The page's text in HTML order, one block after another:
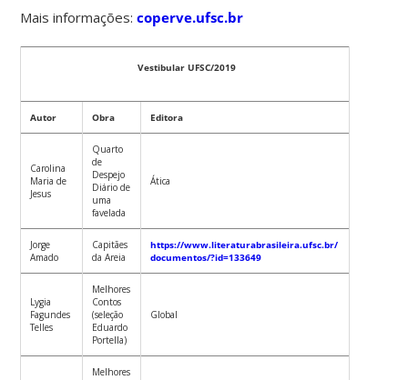
Mais informações:coperve.ufsc.br
Vestibular UFSC/2019
Autor Obra Editora
Carolina
Maria de
Jesus
Quarto
de
Despejo
Diário de
uma
favelada
Ática
Jorge
Amado
Capitães
da Areia
https://www.literaturabrasileira.ufsc.br/
documentos/?id=133649
Lygia
Fagundes
Telles
Melhores
Contos
(seleção
Eduardo
Portella)
Global
Melhores